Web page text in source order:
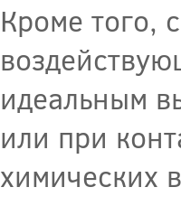
Кроме того,
идеальным
или при
химических